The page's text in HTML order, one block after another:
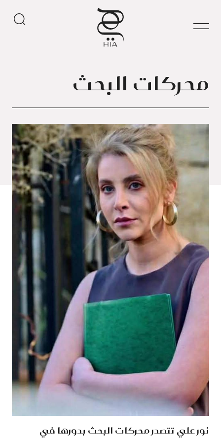
محركات البحث
نور علي تتصدر محركات البحث بدورها في